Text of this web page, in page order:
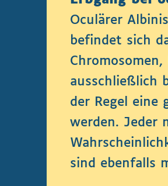
Oculärer
befindet sich
ausschließlich
der Regel eine
werden. Jeder
sind ebenfalls